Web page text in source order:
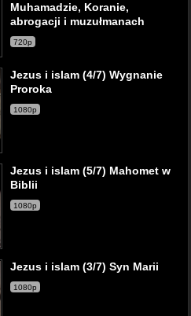
Muhamadzie, Koranie,
abrogacji i muzułmanach
720p
Jezus i islam (4/7) Wygnanie
Proroka
1080p
Jezus i islam (5/7) Mahomet w
Biblii
1080p
Jezus i islam (3/7) Syn Marii
1080p